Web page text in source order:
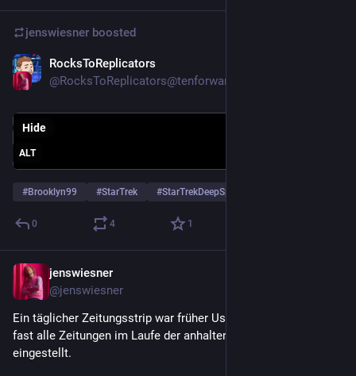
jenswiesner boosted
RocksToReplicators
ALT
Hide
#Brooklyn99 #StarTrek #StarTrekDeepSpaceNine
0 4 1
jenswiesner
@jenswiesner
Ein täglicher Zeitungsstrip war früher Usus, leider haben ihn
fast alle Zeitungen im Laufe der anhaltenden Sparmaßnahmen
eingestellt.